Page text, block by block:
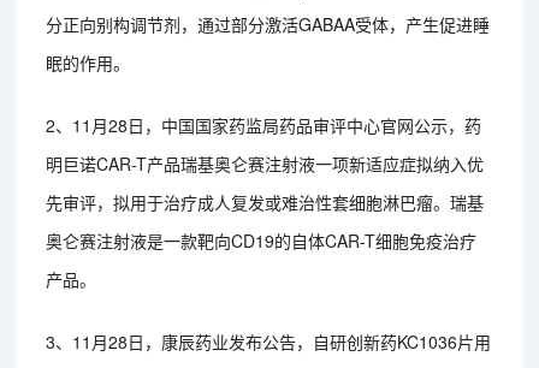
分正向别构调节剂，通过部分激活GABAA受体，产生促进睡
眠的作用。
2、11月28日，中国国家药监局药品审评中心官网公示，药
明巨诺CAR-T产品瑞基奥仑赛注射液一项新适应症拟纳入优
先审评，拟用于治疗成人复发或难治性套细胞淋巴瘤。瑞基
奥仑赛注射液是一款靶向CD19的自体CAR-T细胞免疫治疗
产品。
3、11月28日，康辰药业发布公告，自研创新药KC1036片用